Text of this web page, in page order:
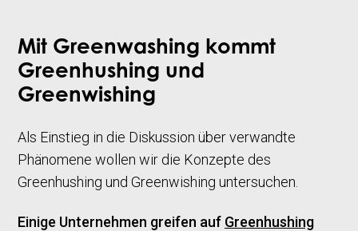
Mit Greenwashing kommt
Greenhushing und
Greenwishing
Als Einstieg in die Diskussion über verwandte
Phänomene wollen wir die Konzepte des
Greenhushing und Greenwishing untersuchen.
Einige Unternehmen greifen auf Greenhushing